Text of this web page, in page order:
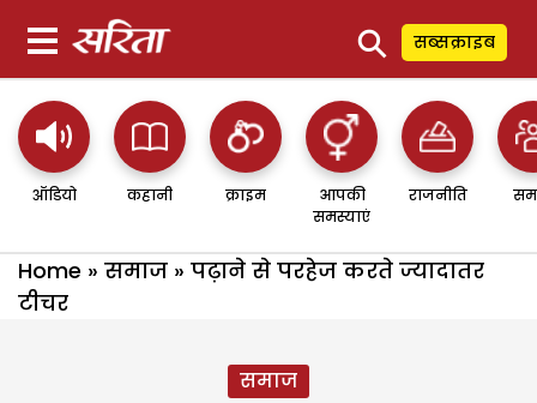
⚲ सब्सक्राइब
ऑडियो कहानी क्राइम
आपकी
समस्याएं
राजनीति
Home » समाज » पढ़ाने से परहेज करते ज्यादातर
टीचर
समाज